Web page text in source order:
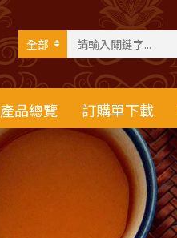
全部
產品總覽 訂購單下載